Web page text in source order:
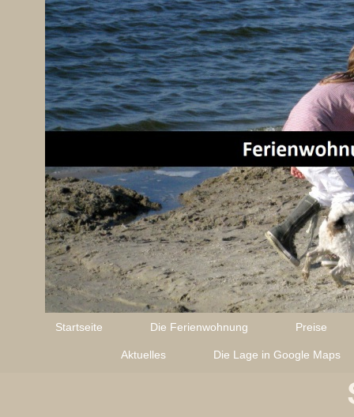
Startseite Die Ferienwohnung Preise
Aktuelles Die Lage in Google Maps